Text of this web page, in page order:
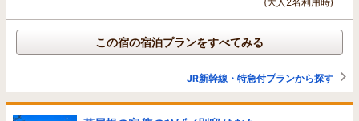
この宿の宿泊プランをすべてみる
JR新幹線・特急付プランから探す